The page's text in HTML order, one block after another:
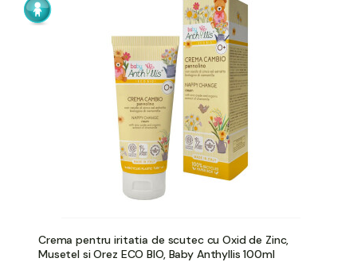
Crema pentru iritatia de scutec cu Oxid de Zinc,
Musetel si Orez ECO BIO, Baby Anthyllis 100ml